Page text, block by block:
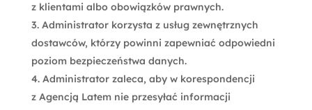
z klientami albo obowiązków prawnych.
Administrator korzysta z usług zewnętrznych
dostawców, którzy powinni zapewniać odpowiedni
poziom bezpieczeństwa danych.
Administrator zaleca, aby w korespondencji
z Agencją Latem nie przesyłać informacji